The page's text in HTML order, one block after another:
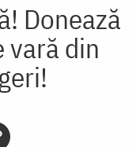
Donează
vară din